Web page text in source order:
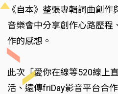
《自本》整張專輯詞曲創作
音樂會中分享創作心路歷程
作的感想。
此次「愛你在線等520線上
活、遠傳friDay影音平台合